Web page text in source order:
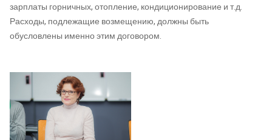
зарплаты горничных, отопление, кондиционирование и т.д.
Расходы, подлежащие возмещению, должны быть
обусловлены именно этим договором.